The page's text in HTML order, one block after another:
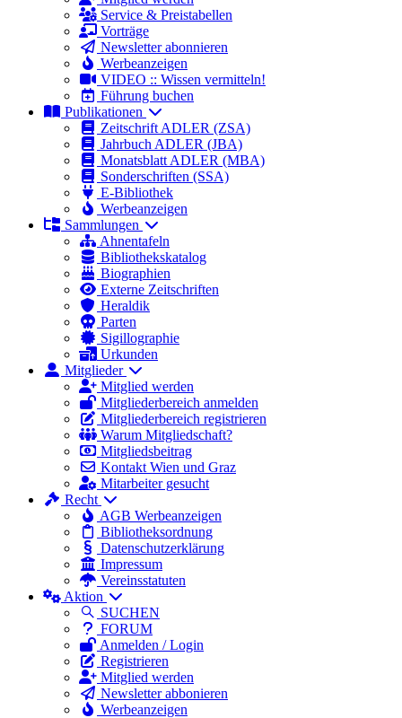
Service & Preistabellen
Vorträge
Newsletter abonnieren
Werbeanzeigen
VIDEO :: Wissen vermitteln!
Führung buchen
Publikationen
Zeitschrift ADLER (ZSA)
Jahrbuch ADLER (JBA)
Monatsblatt ADLER (MBA)
Sonderschriften (SSA)
E-Bibliothek
Werbeanzeigen
Sammlungen
Ahnentafeln
Bibliothekskatalog
Biographien
Externe Zeitschriften
Heraldik
Parten
Sigillographie
Urkunden
Mitglieder
Mitglied werden
Mitgliederbereich anmelden
Mitgliederbereich registrieren
Warum Mitgliedschaft?
Mitgliedsbeitrag
Kontakt Wien und Graz
Mitarbeiter gesucht
Recht
AGB Werbeanzeigen
Bibliotheksordnung
Datenschutzerklärung
Impressum
Vereinsstatuten
Aktion
SUCHEN
FORUM
Anmelden / Login
Registrieren
Mitglied werden
Newsletter abbonieren
Werbeanzeigen